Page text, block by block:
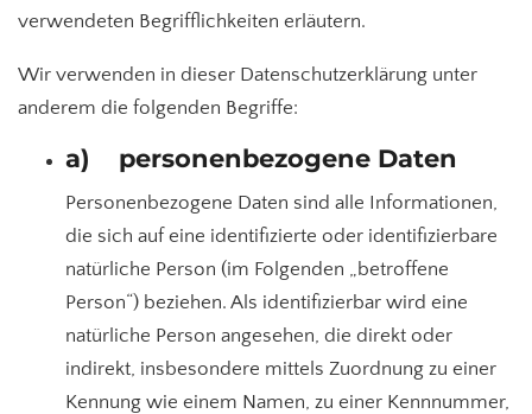
verwendeten Begrifflichkeiten erläutern.
Wir verwenden in dieser Datenschutzerklärung unter
anderem die folgenden Begriffe:
a) personenbezogene Daten
Personenbezogene Daten sind alle Informationen,
die sich auf eine identifizierte oder identifizierbare
natürliche Person (im Folgenden „betroffene
Person“) beziehen. Als identifizierbar wird eine
natürliche Person angesehen, die direkt oder
indirekt, insbesondere mittels Zuordnung zu einer
Kennung wie einem Namen, zu einer Kennnummer,